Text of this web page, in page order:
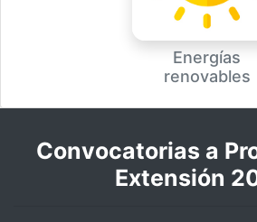
Energías
renovables
Convocatorias a
Extensión